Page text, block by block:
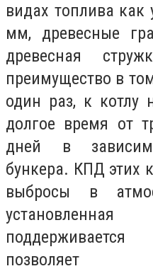
видах топлива как
мм, древесные
древесная
преимущество в
один раз, к котлу
долгое время от
дней в
бункера. КПД этих
выбросы в
позволяет